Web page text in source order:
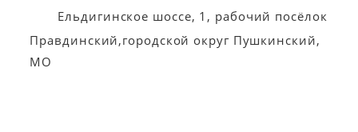
Ельдигинское шоссе, 1, рабочий посёлок
Правдинский,городской округ Пушкинский,
МО